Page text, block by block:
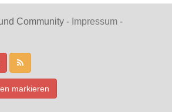
Community - Impressum -
markieren